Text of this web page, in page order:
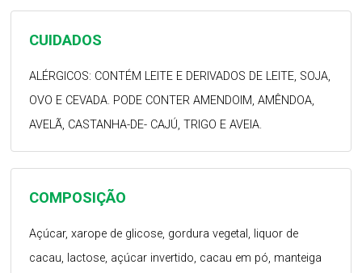
COMPOSIÇÃO
Açúcar, xarope de glicose, gordura vegetal, liquor de
cacau, lactose, açúcar invertido, cacau em pó, manteiga
CUIDADOS
ALÉRGICOS: CONTÉM LEITE E DERIVADOS DE LEITE, SOJA,
OVO E CEVADA. PODE CONTER AMENDOIM, AMÊNDOA,
AVELÃ, CASTANHA-DE- CAJÚ, TRIGO E AVEIA.